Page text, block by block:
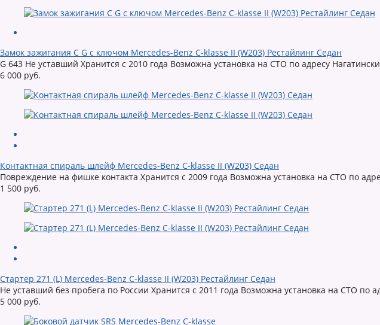
Замок зажигания C G с ключом Mercedes-Benz C-klasse II (W203) Рестайлинг Седан
G 643 Не уставший Хранится с 2010 года Возможна установка на СТО по адресу
6 000 руб.
Контактная спираль шлейф Mercedes-Benz C-klasse II (W203) Седан
Повреждение на фишке контакта Хранится с 2009 года Возможна установка на СТО по
1 500 руб.
Стартер 271 (L) Mercedes-Benz C-klasse II (W203) Рестайлинг Седан
Не уставший без пробега по России Хранится с 2011 года Возможна установка на СТО по
5 000 руб.